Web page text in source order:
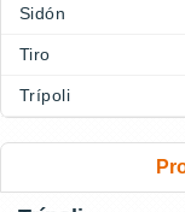
Sidón
Tiro
Trípoli